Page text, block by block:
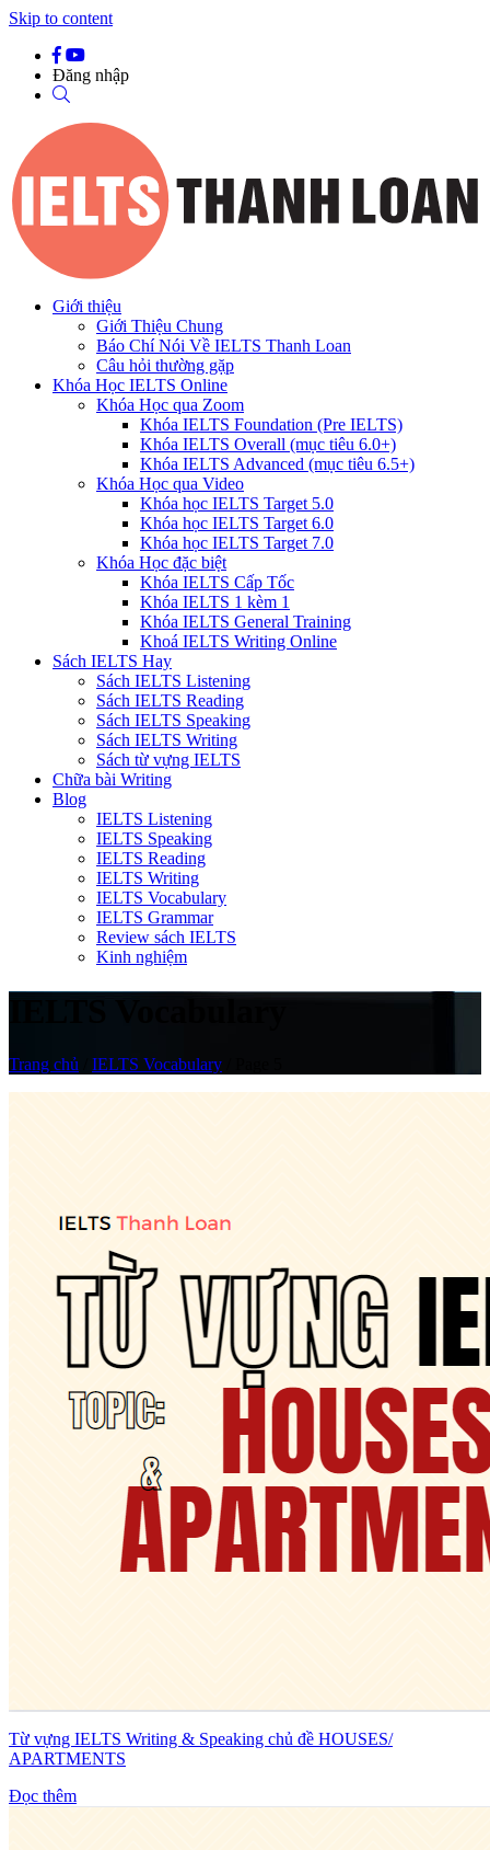
Skip to content
Đăng nhập
Giới thiệu
Giới Thiệu Chung
Báo Chí Nói Về IELTS Thanh Loan
Câu hỏi thường gặp
Khóa Học IELTS Online
Khóa Học qua Zoom
Khóa IELTS Foundation (Pre IELTS)
Khóa IELTS Overall (mục tiêu 6.0+)
Khóa IELTS Advanced (mục tiêu 6.5+)
Khóa Học qua Video
Khóa học IELTS Target 5.0
Khóa học IELTS Target 6.0
Khóa học IELTS Target 7.0
Khóa Học đặc biệt
Khóa IELTS Cấp Tốc
Khóa IELTS 1 kèm 1
Khóa IELTS General Training
Khoá IELTS Writing Online
Sách IELTS Hay
Sách IELTS Listening
Sách IELTS Reading
Sách IELTS Speaking
Sách IELTS Writing
Sách từ vựng IELTS
Chữa bài Writing
Blog
IELTS Listening
IELTS Speaking
IELTS Reading
IELTS Writing
IELTS Vocabulary
IELTS Grammar
Review sách IELTS
Kinh nghiệm
Trang chủ IELTS Vocabulary
Từ vựng IELTS Writing & Speaking chủ đề HOUSES/
APARTMENTS
Đọc thêm